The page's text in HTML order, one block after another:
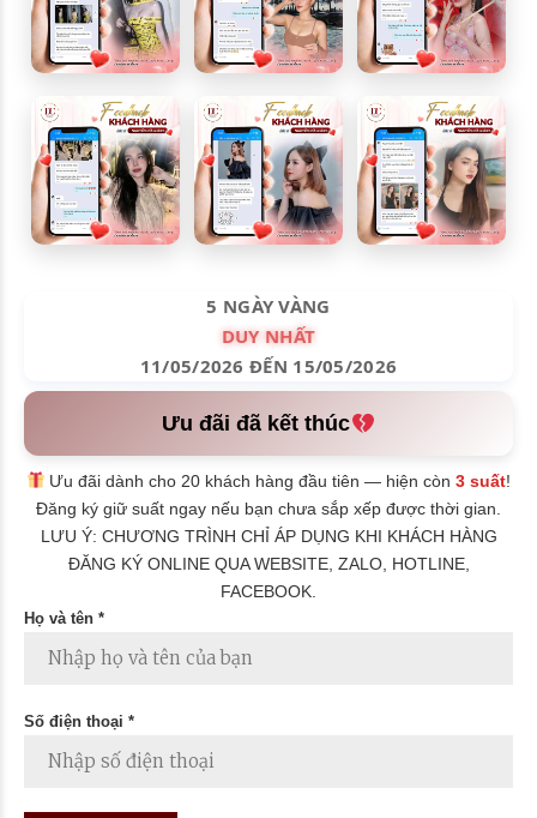
5 NGÀY VÀNG
DUY NHẤT
11/05/2026 ĐẾN 15/05/2026
Ưu đãi đã kết thúc
Ưu đãi dành cho 20 khách hàng đầu tiên — hiện còn3 suất!
Đăng ký giữ suất ngay nếu bạn chưa sắp xếp được thời gian.
LƯU Ý: CHƯƠNG TRÌNH CHỈ ÁP DỤNG KHI KHÁCH HÀNG
ĐĂNG KÝ ONLINE QUA WEBSITE, ZALO, HOTLINE,
FACEBOOK.
Họ và tên *
Số điện thoại *